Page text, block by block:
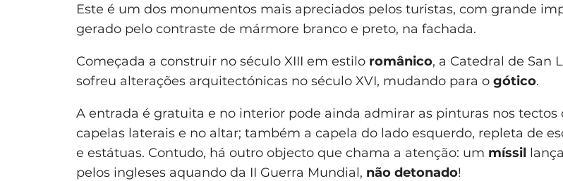
Este é um dos monumentos mais apreciados pelos turistas, com grande
gerado pelo contraste de mármore branco e preto, na fachada.
Começada a construir no século XIII em estilo românico, a Catedral de San
sofreu alterações arquitectónicas no século XVI, mudando para o gótico.
A entrada é gratuita e no interior pode ainda admirar as pinturas nos tectos
capelas laterais e no altar; também a capela do lado esquerdo, repleta de
e estátuas. Contudo, há outro objecto que chama a atenção: um míssil
pelos ingleses aquando da II Guerra Mundial, não detonado!